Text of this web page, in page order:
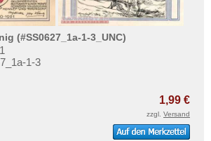
Datenschutz
(#SS0627_1a-1-3_UNC)
1-3
1,99 €
zzgl. Versand